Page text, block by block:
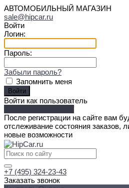
АВТОМОБИЛЬНЫЙ МАГАЗИН
sale@hipcar.ru
Войти
Логин:
Пароль:
Забыли пароль?
Запомнить меня
Войти как пользователь
После регистрации на сайте вам
отслеживание состояния заказов,
новые возможности
+7 (495) 324-23-43
Заказать звонок